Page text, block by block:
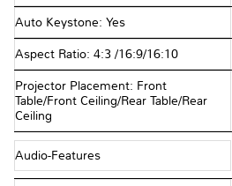
Auto Keystone: Yes
Aspect Ratio: 4:3 /16:9/16:10
Projector Placement: Front
Table/Front Ceiling/Rear Table/Rear
Ceiling
Audio-Features